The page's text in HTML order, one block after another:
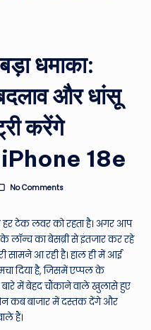
धमाका:
और धांसू
करेंगे
18e
No Comments
हर टेक लवर को रहता है। अगर आप
का बेसब्री से इंतजार कर रहे
आ रही है। हाल ही में आई
दिया है, जिसमें एप्पल के
में बेहद चौंकाने वाले खुलासे हुए
कब बाजार में दस्तक देंगे और
हैं।